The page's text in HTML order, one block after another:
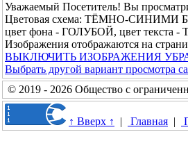
Уважаемый Посетитель! Вы
Цветовая схема: ТЁМНО-
цвет фона - ГОЛУБОЙ, цвет
Изображения отображаются на
ВЫКЛЮЧИТЬ ИЗОБРАЖЕНИЯ
Выбрать другой вариант просмотра
© 2019 - 2026 Общество с
↑ Вверх ↑ | Главная |